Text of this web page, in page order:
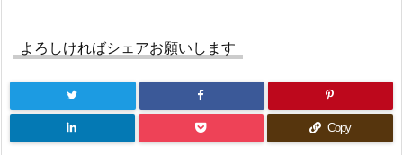
よろしければシェアお願いします
Copy